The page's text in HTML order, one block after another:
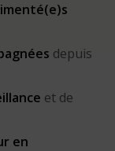
depuis
et de
en